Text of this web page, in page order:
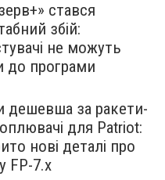
стався
збій:
не можуть
до програми
дешевша за ракети-
для Patriot:
нові деталі про
FP-7.x